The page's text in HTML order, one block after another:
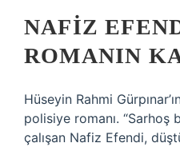
NAFIZ
ROMANIN
Hüseyin Rahmi
polisiye romanı.
çalışan Nafiz Efendi,